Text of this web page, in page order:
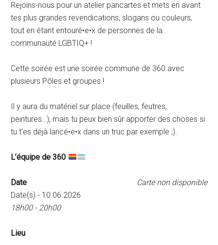
Rejoins-nous pour un atelier pancartes et mets en avant
tes plus grandes revendications, slogans ou couleurs,
tout en étant entouré•e•x de personnes de la
communauté LGBTIQ+ !
Cette soirée est une soirée commune de 360 avec
plusieurs Pôles et groupes !
Il y aura du matériel sur place (feuilles, feutres,
peintures…), mais tu peux bien sûr apporter des choses si
tu t’es déjà lancé•e•x dans un truc par exemple ;).
L’équipe de 360
Carte non disponible
Date
Date(s) - 10.06.2026
18h00 - 20h00
Lieu